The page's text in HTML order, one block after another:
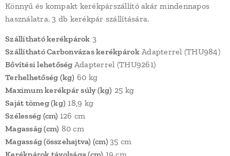
Könnyű és kompakt kerékpárszállító akár mindennapos
használatra. 3 db kerékpár szállítására.
Szállítható kerékpárok 3
Szállítható Carbonvázas kerékpárokAdapterrel (THU984)
Bővítési lehetőség Adapterrel (THU9261)
Terhelhetőség (kg) 60 kg
Maximum kerékpár súly (kg) 25 kg
Saját tömeg (kg) 18,9 kg
Szélesség (cm) 126 cm
Magasság (cm) 80 cm
Magasság (összehajtva) (cm) 35 cm